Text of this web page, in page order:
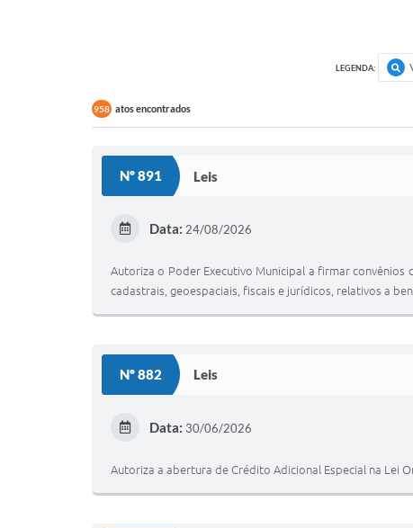
LEGENDA:
958 atos encontrados
Nº 891 Leis
Data: 24/08/2026
Autoriza o Poder Executivo Municipal a firmar
cadastrais, geoespaciais, fiscais e jurídicos, relativos a
Nº 882 Leis
Data: 30/06/2026
Autoriza a abertura de Crédito Adicional Especial na Lei